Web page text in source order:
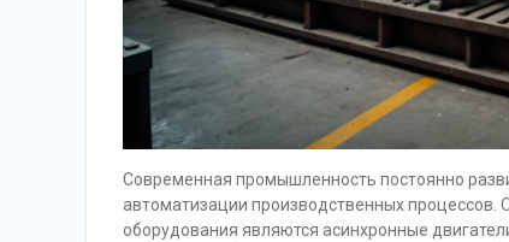
Современная промышленность постоянно
автоматизации производственных
оборудования являются асинхронные